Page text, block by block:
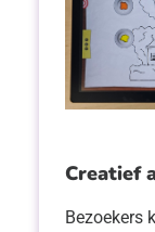
Creatief
Bezoekers